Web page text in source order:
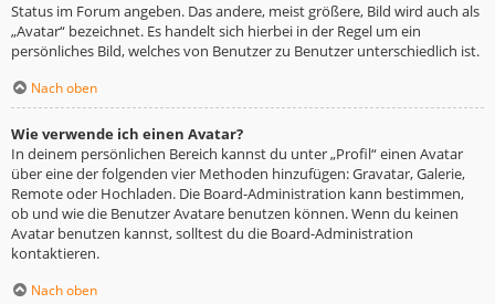
Status im Forum angeben. Das andere, meist größere, Bild wird auch als
„Avatar“ bezeichnet. Es handelt sich hierbei in der Regel um ein
persönliches Bild, welches von Benutzer zu Benutzer unterschiedlich ist.
Nach oben
Wie verwende ich einen Avatar?
In deinem persönlichen Bereich kannst du unter „Profil“ einen Avatar
über eine der folgenden vier Methoden hinzufügen: Gravatar, Galerie,
Remote oder Hochladen. Die Board-Administration kann bestimmen,
ob und wie die Benutzer Avatare benutzen können. Wenn du keinen
Avatar benutzen kannst, solltest du die Board-Administration
kontaktieren.
Nach oben